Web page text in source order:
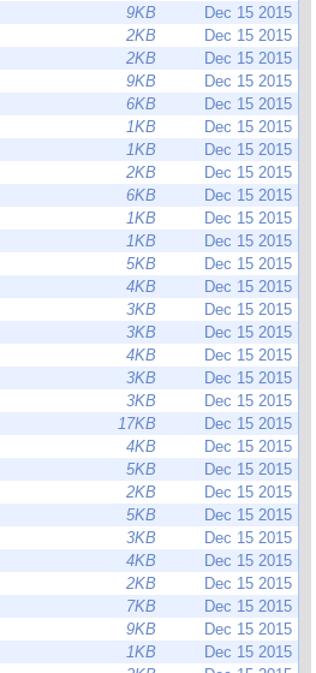
9KB
Dec 15 2015
2KB
Dec 15 2015
2KB
Dec 15 2015
9KB
Dec 15 2015
6KB
Dec 15 2015
1KB
Dec 15 2015
1KB
Dec 15 2015
2KB
Dec 15 2015
6KB
Dec 15 2015
1KB
Dec 15 2015
1KB
Dec 15 2015
5KB
Dec 15 2015
4KB
Dec 15 2015
3KB
Dec 15 2015
3KB
Dec 15 2015
4KB
Dec 15 2015
3KB
Dec 15 2015
3KB
Dec 15 2015
17KB
Dec 15 2015
4KB
Dec 15 2015
5KB
Dec 15 2015
2KB
Dec 15 2015
5KB
Dec 15 2015
3KB
Dec 15 2015
4KB
Dec 15 2015
2KB
Dec 15 2015
7KB
Dec 15 2015
9KB
Dec 15 2015
1KB
Dec 15 2015